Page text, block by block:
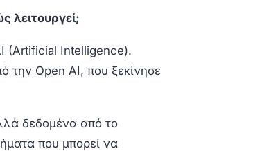
λειτουργεί;
(Artificial Intelligence).
την Open AI, που ξεκίνησε
δεδομένα από το
που μπορεί να